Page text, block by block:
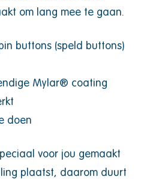
om lang mee te gaan.
buttons (speld buttons)
Mylar® coating
doen
voor jou gemaakt
plaatst, daarom duurt